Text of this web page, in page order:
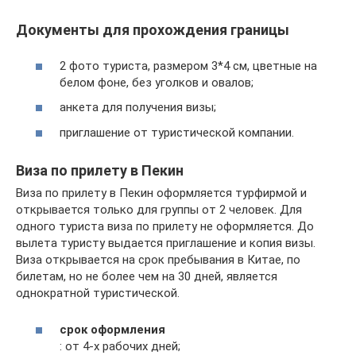
Документы для прохождения границы
2 фото туриста, размером 3*4 см, цветные на
белом фоне, без уголков и овалов;
анкета для получения визы;
приглашение от туристической компании.
Виза по прилету в Пекин
Виза по прилету в Пекин оформляется турфирмой и
открывается только для группы от 2 человек. Для
одного туриста виза по прилету не оформляется. До
вылета туристу выдается приглашение и копия визы.
Виза открывается на срок пребывания в Китае, по
билетам, но не более чем на 30 дней, является
однократной туристической.
срок оформления
: от 4-х рабочих дней;